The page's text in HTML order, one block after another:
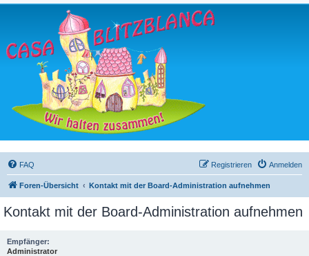
FAQ Anmelden
Registrieren
Foren-Übersicht Kontakt mit der Board-Administration aufnehmen
Kontakt mit der Board-Administration aufnehmen
Empfänger:
Administrator